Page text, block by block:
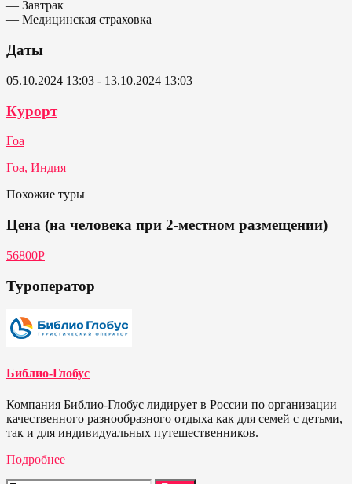
— Завтрак
— Медицинская страховка
Даты
05.10.2024 13:03 - 13.10.2024 13:03
Курорт
Гоа
Гоа, Индия
Похожие туры
Цена (на человека при 2-местном размещении)
56800Р
Туроператор
Библио-Глобус
Компания Библио-Глобус лидирует в России по организации
качественного разнообразного отдыха как для семей с детьми,
так и для индивидуальных путешественников.
Подробнее